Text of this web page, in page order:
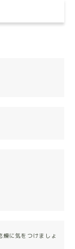
に気をつけましょ